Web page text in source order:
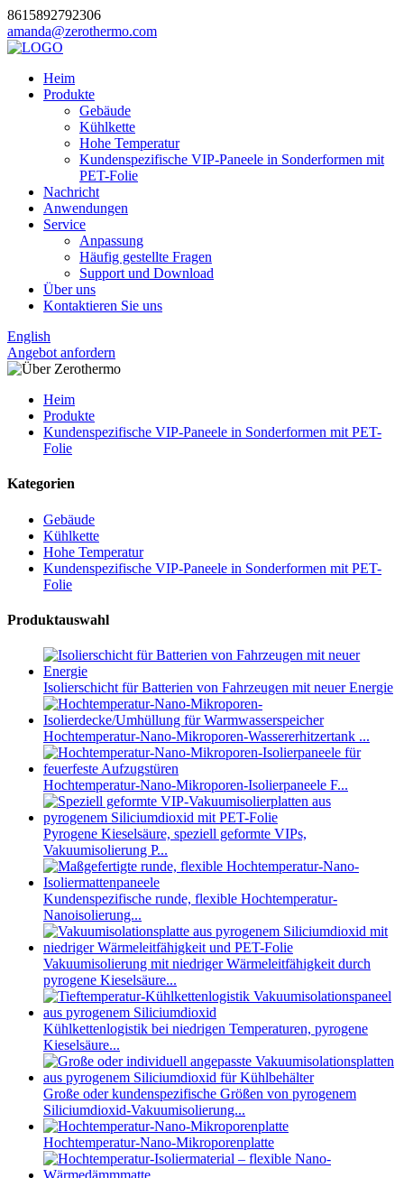
8615892792306
amanda@zerothermo.com
Heim
Produkte
Gebäude
Kühlkette
Hohe Temperatur
Kundenspezifische VIP-Paneele in Sonderformen mit
PET-Folie
Nachricht
Anwendungen
Service
Anpassung
Häufig gestellte Fragen
Support und Download
Über uns
Kontaktieren Sie uns
English
Angebot anfordern
Heim
Produkte
Kundenspezifische VIP-Paneele in Sonderformen mit PET-
Folie
Kategorien
Gebäude
Kühlkette
Hohe Temperatur
Kundenspezifische VIP-Paneele in Sonderformen mit PET-
Folie
Produktauswahl
Isolierschicht für Batterien von Fahrzeugen mit neuer Energie
Hochtemperatur-Nano-Mikroporen-Wassererhitzertank ...
Hochtemperatur-Nano-Mikroporen-Isolierpaneele F...
Pyrogene Kieselsäure, speziell geformte VIPs,
Vakuumisolierung P...
Kundenspezifische runde, flexible Hochtemperatur-
Nanoisolierung...
Vakuumisolierung mit niedriger Wärmeleitfähigkeit durch
pyrogene Kieselsäure...
Kühlkettenlogistik bei niedrigen Temperaturen, pyrogene
Kieselsäure...
Große oder kundenspezifische Größen von pyrogenem
Siliciumdioxid-Vakuumisolierung...
Hochtemperatur-Nano-Mikroporenplatte